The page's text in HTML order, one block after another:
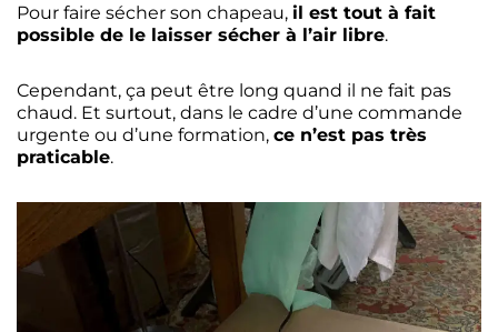
Pour faire sécher son chapeau, il est tout à fait
possible de le laisser sécher à l’air libre.
Cependant, ça peut être long quand il ne fait pas
chaud. Et surtout, dans le cadre d’une commande
urgente ou d’une formation, ce n’est pas très
praticable.